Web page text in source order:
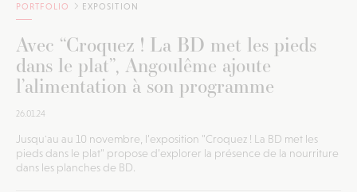
PORTFOLIO EXPOSITION
Avec “Croquez ! La BD met les pieds
dans le plat”, Angoulême ajoute
l’alimentation à son programme
26.01.24
Jusqu'au au 10 novembre, l’exposition "Croquez ! La BD met les
pieds dans le plat" propose d’explorer la présence de la nourriture
dans les planches de BD.